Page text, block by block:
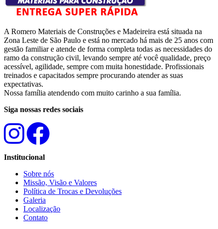
A Romero Materiais de Construções e Madeireira está situada na
Zona Leste de São Paulo e está no mercado há mais de 25 anos com
gestão familiar e atende de forma completa todas as necessidades do
ramo da construção civil, levando sempre até você qualidade, preço
acessível, agilidade, sempre com muita honestidade. Profissionais
treinados e capacitados sempre procurando atender as suas
expectativas.
Nossa família atendendo com muito carinho a sua família.
Siga nossas redes sociais
Institucional
Sobre nós
Missão, Visão e Valores
Política de Trocas e Devoluções
Galeria
Localização
Contato